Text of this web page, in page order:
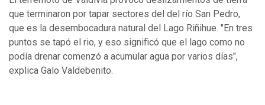
que terminaron por tapar sectores del del río San Pedro,
que es la desembocadura natural del Lago Riñihue. "En tres
puntos se tapó el rio, y eso significó que el lago como no
podía drenar comenzó a acumular agua por varios días",
explica Galo Valdebenito.